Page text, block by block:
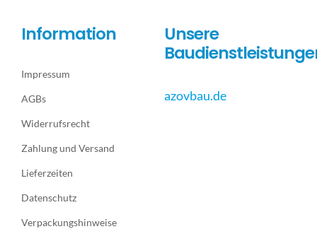
Information
Impressum
AGBs
Widerrufsrecht
Zahlung und Versand
Lieferzeiten
Datenschutz
Verpackungshinweise
Unsere
azovbau.de